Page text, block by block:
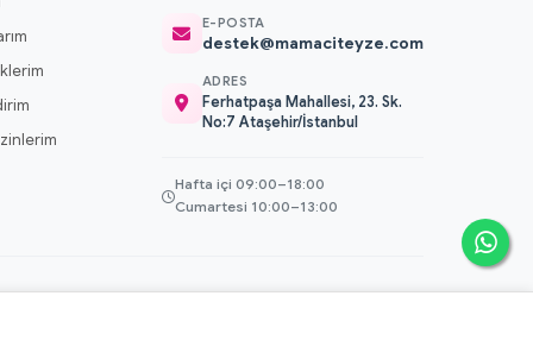
E-POSTA
destek@mamaciteyze.com
ADRES
Ferhatpaşa Mahallesi, 23. Sk.
No:7 Ataşehir/İstanbul
Hafta içi 09:00–18:00
Cumartesi 10:00–13:00